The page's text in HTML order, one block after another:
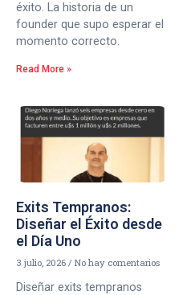
éxito. La historia de un
founder que supo esperar el
momento correcto.
Read More »
Exits Tempranos:
Diseñar el Éxito desde
el Día Uno
3 julio, 2026 No hay comentarios
Diseñar exits tempranos